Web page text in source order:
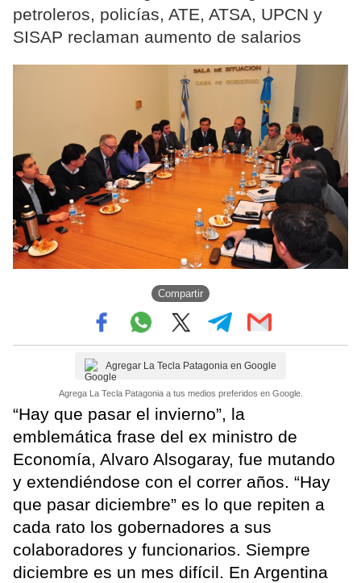
petroleros, policías, ATE, ATSA, UPCN y
SISAP reclaman aumento de salarios
Compartir
Agregar La Tecla Patagonia en Google
Agrega La Tecla Patagonia a tus medios preferidos en Google.
“Hay que pasar el invierno”, la
emblemática frase del ex ministro de
Economía, Alvaro Alsogaray, fue mutando
y extendiéndose con el correr años. “Hay
que pasar diciembre” es lo que repiten a
cada rato los gobernadores a sus
colaboradores y funcionarios. Siempre
diciembre es un mes difícil. En Argentina